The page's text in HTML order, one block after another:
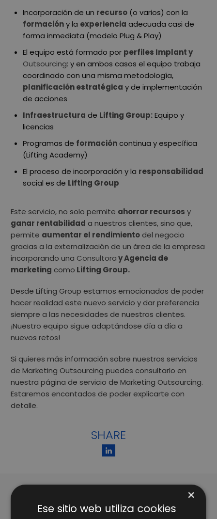
Incorporación de un recurso (o varios) con la
formacióny la experiencia adecuada casi de
forma inmediata (modelo Plug & Play)
El equipo está formado por perfiles Implant y
Outsourcing: y en ambos casos el equipo trabaja
coordinado con una misma metodología,
planificación estratégica y de implementación
de acciones
Infraestructura de Lifting Group:Equipo y
licencias
Programas de formacióncontinua y específica
(Lifting Academy)
El proceso de incorporación y la responsabilidad
social es de Lifting Group
Este servicio, no solo permite ahorrar recursos y
ganar rentabilidad a nuestros clientes, sino que,
permite aumentar el rendimientodel negocio
gracias a la externalización de un área de la empresa
incorporando una Consultoray Agencia de
marketing como Lifting Group.
Desde Lifting Group estamos emocionados de poder
hacer realidad este nuevo servicio y dar preferencia
siempre a las necesidades de nuestros clientes.
¡Nuestro equipo sigue adaptándose día a día a
nuevos retos!
Si quieres más información sobre nuestros servicios
de Marketing Outsourcing puedes consultarlo en
nuestra página de servicio deMarketing Outsourcing.
Estaremos encantados de poder explicarte con
detalle.
SHARE
ARTÍCULOS RELACIONADOS
×
Ese sitio web utiliza cookies